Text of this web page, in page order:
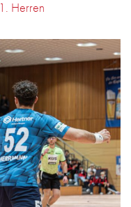
1. Herren